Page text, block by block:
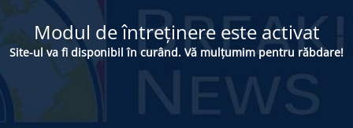
Modul de întreținere este activat
Site-ul va fi disponibil în curând. Vă mulțumim pentru răbdare!